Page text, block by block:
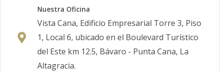
Nuestra Oficina
Vista Cana, Edificio Empresarial Torre 3, Piso
1, Local 6, ubicado en el Boulevard Turístico
del Este km 12.5, Bávaro - Punta Cana, La
Altagracia.